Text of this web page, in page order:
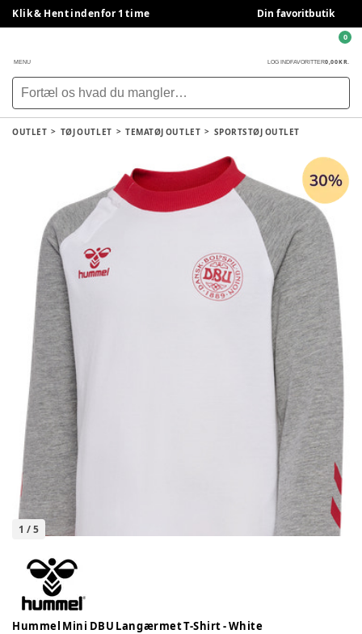
Klik & Hent indenfor 1 time Din favoritbutik
MENU LOG INDFAVORITTER0,00 KR.
0
OUTLET TØJ OUTLET TEMATØJ OUTLET SPORTSTØJ OUTLET
1 /5
Hummel Mini DBU Langærmet T-Shirt - White